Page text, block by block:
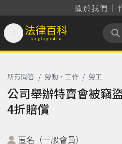
關於我們
法律百科 Legispedia
所有問答 / 勞動‧工作 / 勞工
公司舉辦特賣會被竊
4折賠償
匿名（一般會員）